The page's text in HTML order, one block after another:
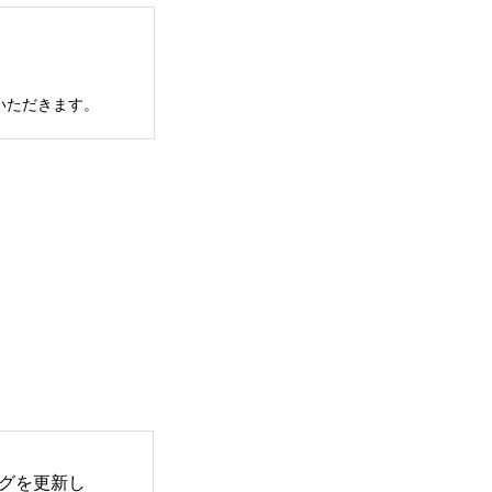
だきます。
を更新し